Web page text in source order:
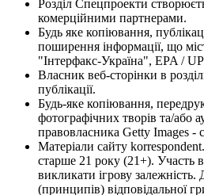
Розділ Спецпроекти
комерційними партнерами.
Будь яке копіювання,
поширення інформації, що
"Інтерфакс-Україна", EPA /
Власник веб-сторінки в
публікації.
Будь-яке копіювання,
фотографічних творів та/або
правовласника Getty Images -
Матеріали сайту
старше 21 року (21+). Участь
викликати ігрову
(принципів) відповідальної